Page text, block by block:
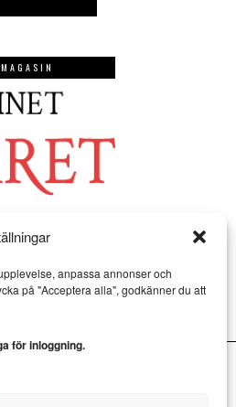
anpassa annonser och
på "Acceptera alla", godkänner du att
för inloggning.